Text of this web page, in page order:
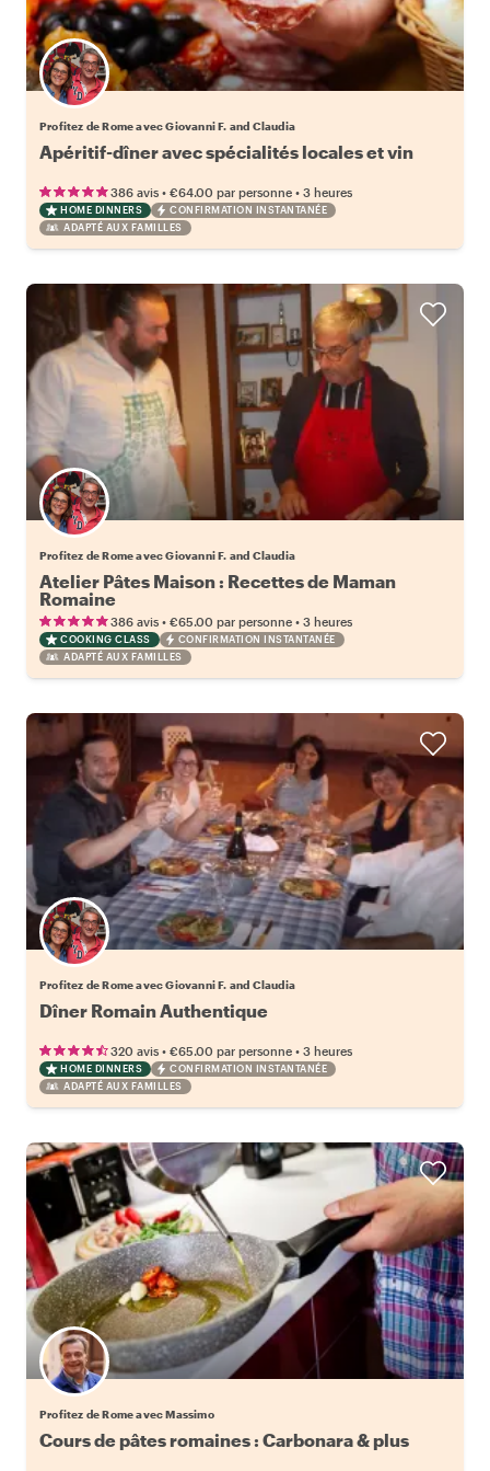
Profitez de Rome avec Giovanni F. and Claudia
Apéritif-dîner avec spécialités locales et vin
386 avis • €64.00 par personne • 3 heures
HOME DINNERS
CONFIRMATION INSTANTANÉE
ADAPTÉ AUX FAMILLES
Profitez de Rome avec Giovanni F. and Claudia
Atelier Pâtes Maison : Recettes de Maman
Romaine
386 avis • €65.00 par personne • 3 heures
COOKING CLASS
CONFIRMATION INSTANTANÉE
ADAPTÉ AUX FAMILLES
Profitez de Rome avec Giovanni F. and Claudia
Dîner Romain Authentique
320 avis • €65.00 par personne • 3 heures
HOME DINNERS
CONFIRMATION INSTANTANÉE
ADAPTÉ AUX FAMILLES
Profitez de Rome avec Massimo
Cours de pâtes romaines : Carbonara & plus